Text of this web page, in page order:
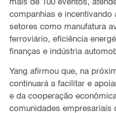
companhias e
setores como manufatura
ferroviário, eficiência
finanças e indústria
Yang afirmou que, na
continuará a facilitar e
e da cooperação
comunidades empresariais